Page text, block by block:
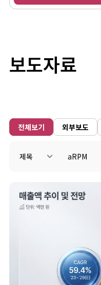
보도자료
전체보기 외부보도